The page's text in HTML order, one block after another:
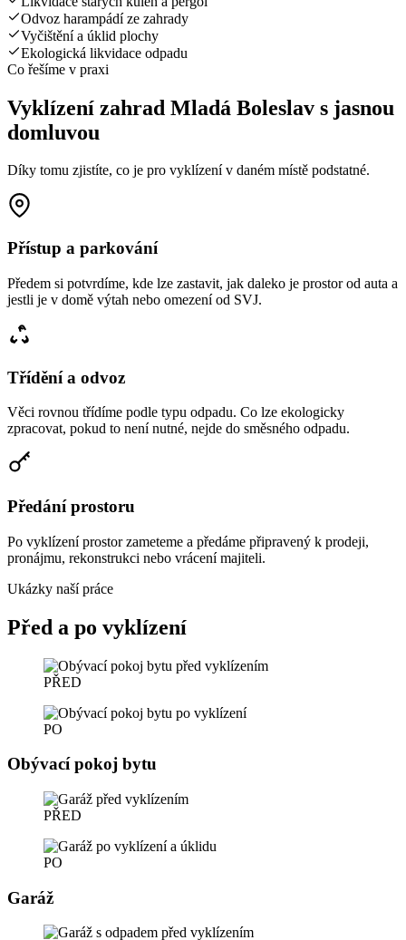
Odvoz harampádí ze zahrady
Vyčištění a úklid plochy
Ekologická likvidace odpadu
Co řešíme v praxi
Vyklízení zahrad Mladá Boleslav s jasnou
domluvou
Díky tomu zjistíte, co je pro vyklízení v daném místě podstatné.
Přístup a parkování
Předem si potvrdíme, kde lze zastavit, jak daleko je prostor od auta a
jestli je v domě výtah nebo omezení od SVJ.
Třídění a odvoz
Věci rovnou třídíme podle typu odpadu. Co lze ekologicky
zpracovat, pokud to není nutné, nejde do směsného odpadu.
Předání prostoru
Po vyklízení prostor zameteme a předáme připravený k prodeji,
pronájmu, rekonstrukci nebo vrácení majiteli.
Ukázky naší práce
Před a po vyklízení
PŘED
PO
Obývací pokoj bytu
PŘED
PO
Garáž